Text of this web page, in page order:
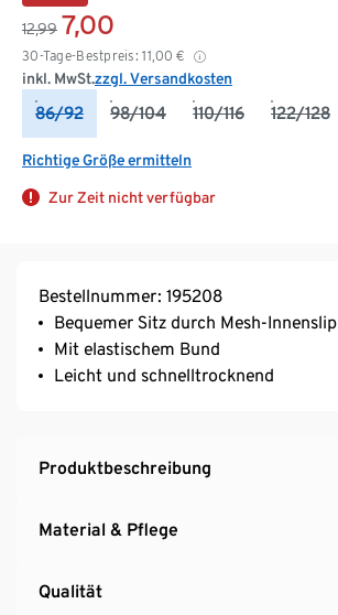
12,99 7,00
30-Tage-Bestpreis: 11,00 €
inkl. MwSt.zzgl. Versandkosten
86/92 98/104 110/116 122/128
Richtige Größe ermitteln
Zur Zeit nicht verfügbar
Bestellnummer: 195208
Bequemer Sitz durch Mesh-Innenslip
Mit elastischem Bund
Leicht und schnelltrocknend
Produktbeschreibung
Material & Pflege
Qualität